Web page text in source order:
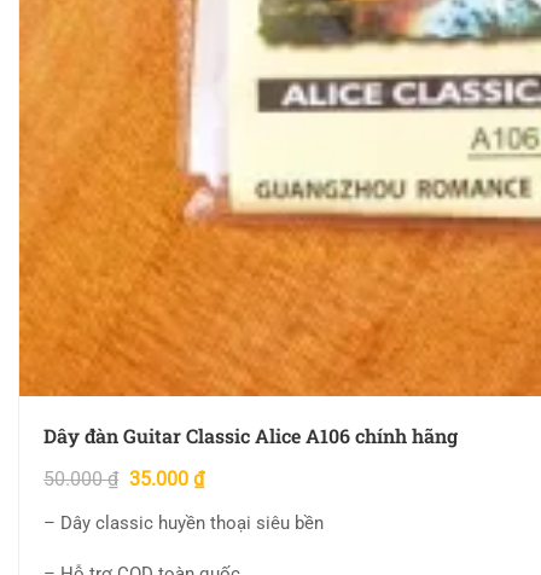
Dây đàn Guitar Classic Alice A106 chính hãng
50.000₫ 35.000 ₫
– Dây classic huyền thoại siêu bền